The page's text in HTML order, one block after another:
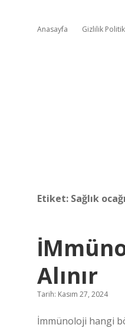
Anasayfa Gizlilik
Etiket: Sağlık
Alınır
Tarih: Kasım 27, 2024
İmmünoloji hangi